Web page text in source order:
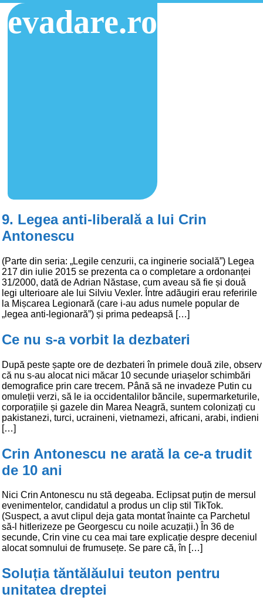
evadare.ro
9. Legea anti-liberală a lui Crin
Antonescu
(Parte din seria: „Legile cenzurii, ca inginerie socială”) Legea
217 din iulie 2015 se prezenta ca o completare a ordonanței
31/2000, dată de Adrian Năstase, cum aveau să fie și două
legi ulterioare ale lui Silviu Vexler. Între adăugiri erau referirile
la Mișcarea Legionară (care i-au adus numele popular de
„legea anti-legionară”) și prima pedeapsă […]
Ce nu s-a vorbit la dezbateri
După peste șapte ore de dezbateri în primele două zile, observ
că nu s-au alocat nici măcar 10 secunde uriașelor schimbări
demografice prin care trecem. Până să ne invadeze Putin cu
omuleții verzi, să le ia occidentalilor băncile, supermarketurile,
corporațiile și gazele din Marea Neagră, suntem colonizați cu
pakistanezi, turci, ucraineni, vietnamezi, africani, arabi, indieni
[…]
Crin Antonescu ne arată la ce-a trudit
de 10 ani
Nici Crin Antonescu nu stă degeaba. Eclipsat puțin de mersul
evenimentelor, candidatul a produs un clip stil TikTok.
(Suspect, a avut clipul deja gata montat înainte ca Parchetul
să-l hitlerizeze pe Georgescu cu noile acuzații.) În 36 de
secunde, Crin vine cu cea mai tare explicație despre deceniul
alocat somnului de frumusețe. Se pare că, în […]
Soluția tăntălăului teuton pentru
unitatea dreptei